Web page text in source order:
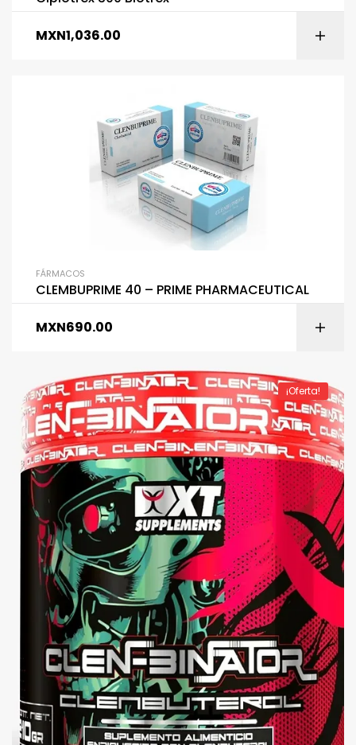
MXN1,036.00
FÁRMACOS
CLEMBUPRIME 40 – PRIME PHARMACEUTICAL
MXN690.00
¡Oferta!